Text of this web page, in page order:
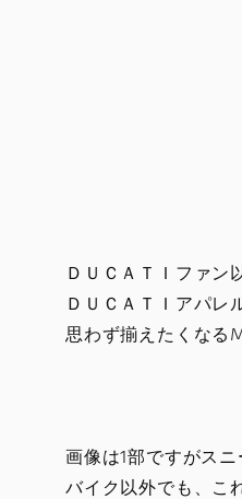
ＤＵＣＡＴＩファン
ＤＵＣＡＴＩアパレ
思わず揃えたくなる
画像は1部ですがス
バイク以外でも、こ